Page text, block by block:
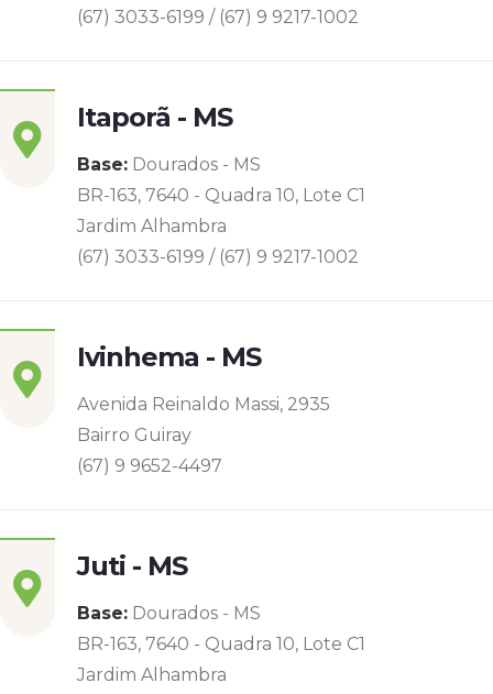
(67) 3033-6199 / (67) 9 9217-1002
Itaporã - MS
Base: Dourados - MS
BR-163, 7640 - Quadra 10, Lote C1
Jardim Alhambra
(67) 3033-6199 / (67) 9 9217-1002
Ivinhema - MS
Avenida Reinaldo Massi, 2935
Bairro Guiray
(67) 9 9652-4497
Juti - MS
Base: Dourados - MS
BR-163, 7640 - Quadra 10, Lote C1
Jardim Alhambra